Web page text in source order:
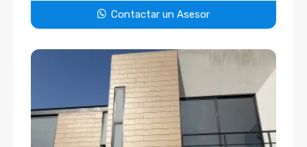
Contactar un Asesor